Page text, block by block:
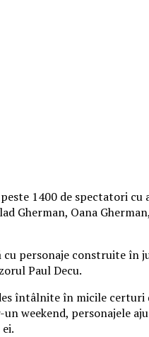
1400 de spectatori cu
Gherman, Oana
personaje construite în
Paul Decu.
întâlnite în micile
weekend, personajele